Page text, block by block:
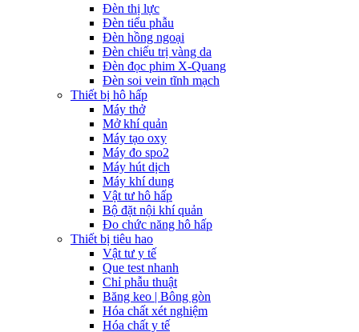
Đèn thị lực
Đèn tiểu phẫu
Đèn hồng ngoại
Đèn chiếu trị vàng da
Đèn đọc phim X-Quang
Đèn soi vein tĩnh mạch
Thiết bị hô hấp
Máy thở
Mở khí quản
Máy tạo oxy
Máy đo spo2
Máy hút dịch
Máy khí dung
Vật tư hô hấp
Bộ đặt nội khí quản
Đo chức năng hô hấp
Thiết bị tiêu hao
Vật tư y tế
Que test nhanh
Chỉ phẫu thuật
Băng keo | Bông gòn
Hóa chất xét nghiệm
Hóa chất y tế